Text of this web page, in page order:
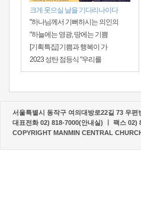
크게 웃으실 날을 기다리나이다
"하나님께서 기뻐하시는 의인의
"하늘에는 영광, 땅에는 기쁨
[기획특집] 기쁨과 행복이 가
2023 성탄 점등식 "우리를
서울특별시 동작구 여의대방로22길 73 우
대표전화 02) 818-7000(안내실) ㅣ 팩스 02)
COPYRIGHT MANMIN CENTRAL